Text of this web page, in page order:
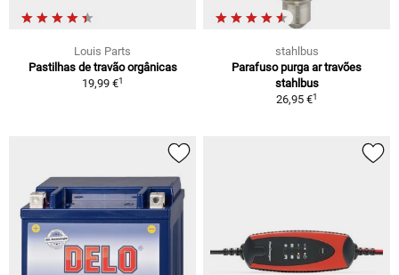
Louis Parts
Pastilhas de travão orgânicas
19,99 €1
stahlbus
Parafuso purga ar travões
stahlbus
26,95 €1